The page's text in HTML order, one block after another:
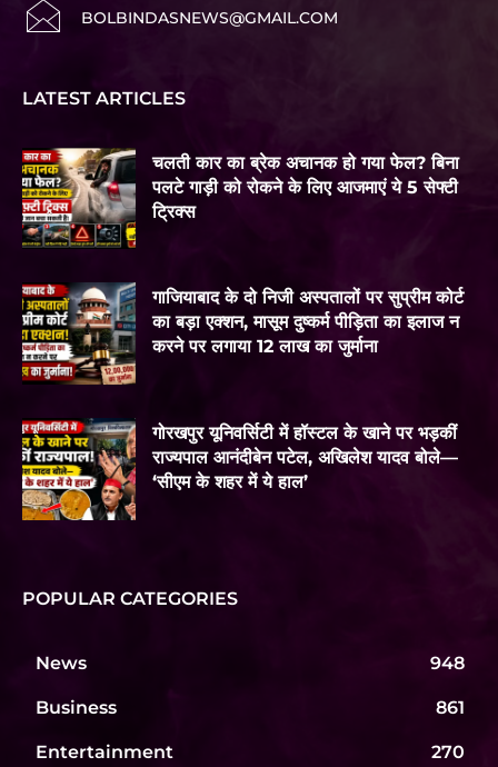
BOLBINDASNEWS@GMAIL.COM
LATEST ARTICLES
चलती कार का ब्रेक अचानक हो गया फेल? बिना
पलटे गाड़ी को रोकने के लिए आजमाएं ये 5 सेफ्टी
ट्रिक्स
गाजियाबाद के दो निजी अस्पतालों पर सुप्रीम कोर्ट
का बड़ा एक्शन, मासूम दुष्कर्म पीड़िता का इलाज न
करने पर लगाया 12 लाख का जुर्माना
गोरखपुर यूनिवर्सिटी में हॉस्टल के खाने पर भड़कीं
राज्यपाल आनंदीबेन पटेल, अखिलेश यादव बोले—
‘सीएम के शहर में ये हाल’
POPULAR CATEGORIES
News 948
Business 861
Entertainment 270